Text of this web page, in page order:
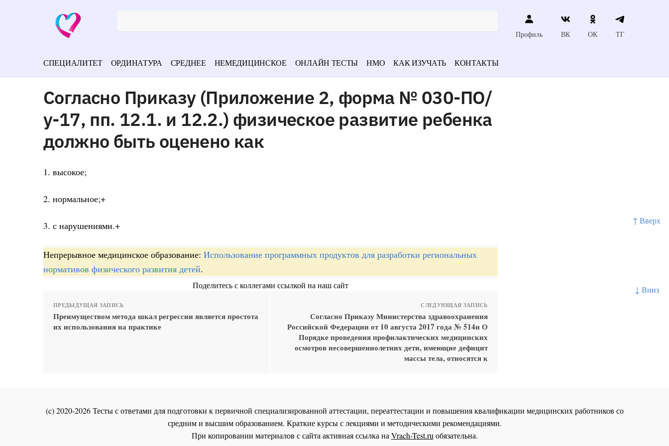
↑ Вверх
↓ Вниз
Профиль ВК ОК ТГ
СПЕЦИАЛИТЕТ ОРДИНАТУРА СРЕДНЕЕ НЕМЕДИЦИНСКОЕ ОНЛАЙН ТЕСТЫ НМО КАК ИЗУЧАТЬ КОНТАКТЫ
Согласно Приказу (Приложение 2, форма № 030-ПО/
у-17, пп. 12.1. и 12.2.) физическое развитие ребенка
должно быть оценено как
1. высокое;
2. нормальное;+
3. с нарушениями.+
Непрерывное медицинское образование: Использование программных продуктов для разработки региональных
нормативов физического развития детей.
Поделитесь с коллегами ссылкой на наш сайт
ПРЕДЫДУЩАЯ ЗАПИСЬ
Преимуществом метода шкал регрессии является простота
их использования на практике
СЛЕДУЮЩАЯ ЗАПИСЬ
Согласно Приказу Министерства здравоохранения
Российской Федерации от 10 августа 2017 года № 514н О
Порядке проведения профилактических медицинских
осмотров несовершеннолетних дети, имеющие дефицит
массы тела, относятся к
(c) 2020-2026 Тесты с ответами для подготовки к первичной специализированной аттестации, переаттестации и повышения квалификации медицинских работников со
средним и высшим образованием. Краткие курсы с лекциями и методическими рекомендациями.
При копировании материалов с сайта активная ссылка на Vrach-Test.ru обязательна.